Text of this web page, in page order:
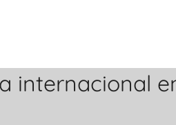
internacional